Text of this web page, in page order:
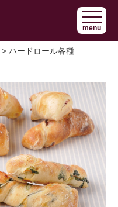
menu
> ハードロール各種